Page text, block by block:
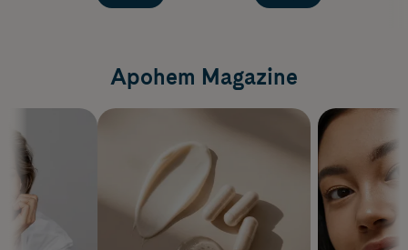
Apohem Magazine